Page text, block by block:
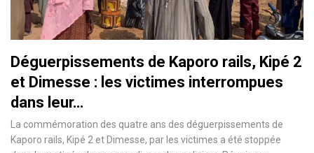
Déguerpissements de Kaporo rails, Kipé 2
et Dimesse : les victimes interrompues
dans leur…
La commémoration des quatre ans des déguerpissements de
Kaporo rails, Kipé 2 et Dimesse, par les victimes a été stoppée